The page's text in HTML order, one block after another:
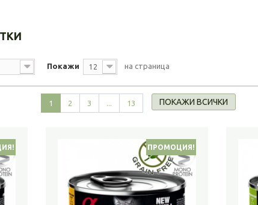
Покажи 12 на страница
ПОКАЖИ ВСИЧКИ
1 2 3 ... 13
ПРОМОЦИЯ!